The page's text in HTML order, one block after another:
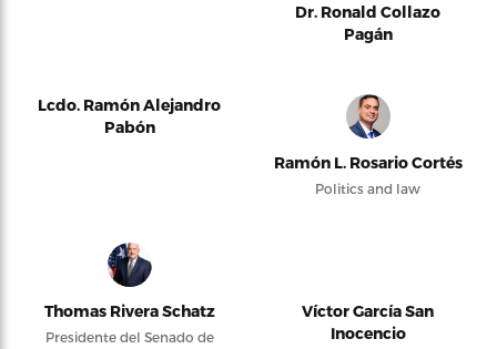
Dr. Ronald Collazo
Pagán
Lcdo. Ramón Alejandro
Pabón
Ramón L. Rosario Cortés
Politics and law
Thomas Rivera Schatz
Presidente del Senado de
Víctor García San
Inocencio